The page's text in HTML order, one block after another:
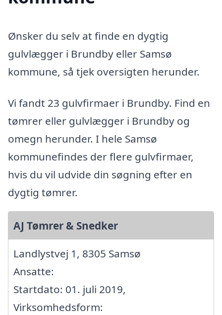
Ønsker du selv at finde en dygtig
gulvlægger i Brundby eller Samsø
kommune, så tjek oversigten herunder.
Vi fandt 23 gulvfirmaer i Brundby. Find en
tømrer eller gulvlægger i Brundby og
omegn herunder. I hele Samsø
kommunefindes der flere gulvfirmaer,
hvis du vil udvide din søgning efter en
dygtig tømrer.
AJ Tømrer & Snedker
Landlystvej 1, 8305 Samsø
Ansatte:
Startdato: 01. juli 2019,
Virksomhedsform: